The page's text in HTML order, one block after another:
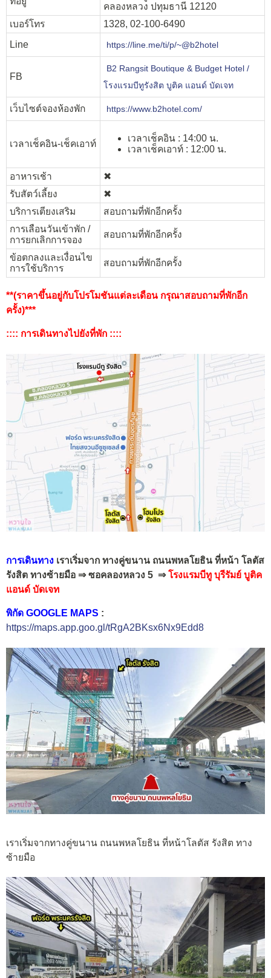
คลองหลวง ปทุมธานี 12120
เบอร์โทร
1328, 02-100-6490
Line
https://line.me/ti/p/~@b2hotel
FB
B2 Rangsit Boutique & Budget Hotel /
โรงแรมบีทูรังสิต บูติค แอนด์ บัดเจท
เว็บไซต์จองห้องพัก https://www.b2hotel.com/
เวลาเช็คอิน-เช็คเอาท์
เวลาเช็คอิน : 14:00 น.
เวลาเช็คเอาท์ : 12:00 น.
อาหารเช้า
✖︎
รับสัตว์เลี้ยง
✖︎
บริการเตียงเสริม
สอบถามที่พักอีกครั้ง
การเลือนวันเข้าพัก /
การยกเลิกการจอง
สอบถามที่พักอีกครั้ง
ข้อตกลงและเงื่อนไข
การใช้บริการ
สอบถามที่พักอีกครั้ง
**(ราคาขึ้นอยู่กับโปรโมชันแต่ละเดือน กรุณาสอบถามที่พักอีก
ครั้ง)***
:::: การเดินทางไปยังที่พัก ::::
การเดินทาง เราเริ่มจาก ทางคู่ขนาน ถนนพหลโยธิน ที่หน้า โลตัส
รังสิต ทางซ้ายมือ ⇒ ซอคลองหลวง 5 ⇒โรงแรมบีทู บุรีรัมย์ บูติค
แอนด์ บัดเจท
พิกัด GOOGLE MAPS :
https://maps.app.goo.gl/tRgA2BKsx6Nx9Edd8
เราเริ่มจากทางคู่ขนาน ถนนพหลโยธิน ที่หน้าโลตัส รังสิต ทาง
ซ้ายมือ